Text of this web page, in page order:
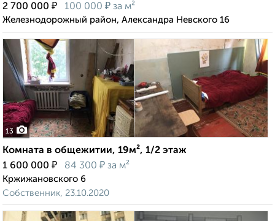
2 700 000 ₽ 100 000 ₽ за м²
Железнодорожный район, Александра Невского 16
13
Комната в общежитии, 19м², 1/2 этаж
1 600 000 ₽ 84 300 ₽ за м²
Кржижановского 6
Собственник, 23.10.2020